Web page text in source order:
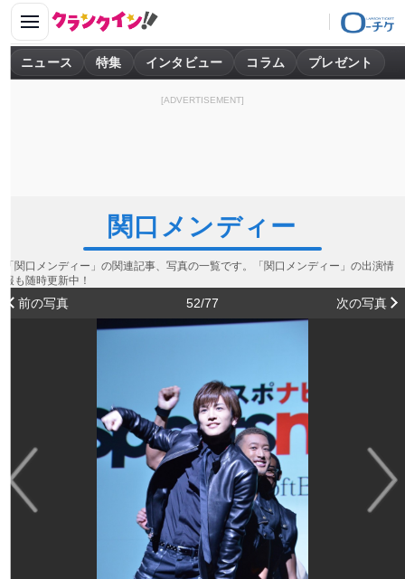
ニュース 特集 インタビュー コラム プレゼント
[ADVERTISEMENT]
関口メンディー
「関口メンディー」の関連記事、写真の一覧です。「関口メンディー」の出演情
報も随時更新中！
前の写真 52/77 次の写真